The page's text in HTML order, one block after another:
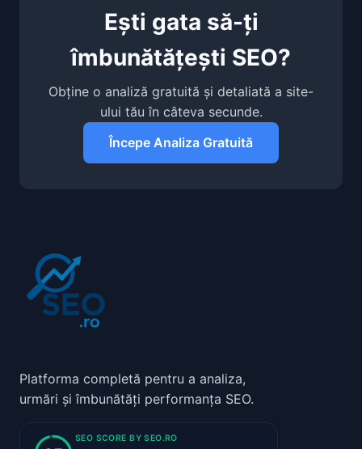
Ești gata să-ți
îmbunătățești SEO?
Obține o analiză gratuită și detaliată a site-
ului tău în câteva secunde.
Începe Analiza Gratuită
Platforma completă pentru a analiza,
urmări și îmbunătăți performanța SEO.